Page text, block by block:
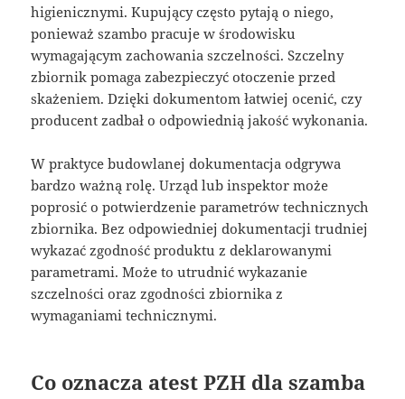
higienicznymi. Kupujący często pytają o niego,
ponieważ szambo pracuje w środowisku
wymagającym zachowania szczelności. Szczelny
zbiornik pomaga zabezpieczyć otoczenie przed
skażeniem. Dzięki dokumentom łatwiej ocenić, czy
producent zadbał o odpowiednią jakość wykonania.
W praktyce budowlanej dokumentacja odgrywa
bardzo ważną rolę. Urząd lub inspektor może
poprosić o potwierdzenie parametrów technicznych
zbiornika. Bez odpowiedniej dokumentacji trudniej
wykazać zgodność produktu z deklarowanymi
parametrami. Może to utrudnić wykazanie
szczelności oraz zgodności zbiornika z
wymaganiami technicznymi.
Co oznacza atest PZH dla szamba